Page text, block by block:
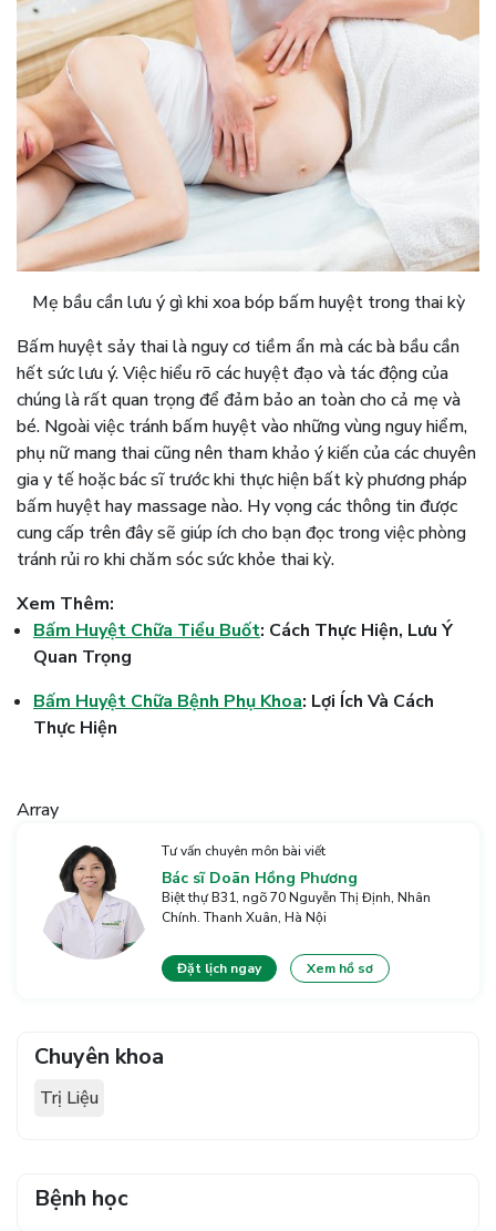
Mẹ bầu cần lưu ý gì khi xoa bóp bấm huyệt trong thai kỳ
Bấm huyệt sảy thai là nguy cơ tiềm ẩn mà các bà bầu cần
hết sức lưu ý. Việc hiểu rõ các huyệt đạo và tác động của
chúng là rất quan trọng để đảm bảo an toàn cho cả mẹ và
bé. Ngoài việc tránh bấm huyệt vào những vùng nguy hiểm,
phụ nữ mang thai cũng nên tham khảo ý kiến của các chuyên
gia y tế hoặc bác sĩ trước khi thực hiện bất kỳ phương pháp
bấm huyệt hay massage nào. Hy vọng các thông tin được
cung cấp trên đây sẽ giúp ích cho bạn đọc trong việc phòng
tránh rủi ro khi chăm sóc sức khỏe thai kỳ.
Xem Thêm:
Bấm Huyệt Chữa Tiểu Buốt: Cách Thực Hiện, Lưu Ý
Quan Trọng
Bấm Huyệt Chữa Bệnh Phụ Khoa: Lợi Ích Và Cách
Thực Hiện
Array
Tư vấn chuyên môn bài viết
Bác sĩ Doãn Hồng Phương
Biệt thự B31, ngõ 70 Nguyễn Thị Định, Nhân
Chính. Thanh Xuân, Hà Nội
Đặt lịch ngay Xem hồ sơ
Chuyên khoa
Trị Liệu
Bệnh học